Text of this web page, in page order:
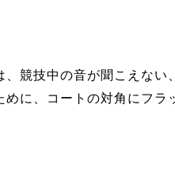
競技中の音が聞こえない
に、コートの対角にフラ